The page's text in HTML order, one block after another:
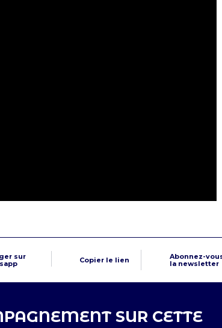
sur
Copier le lien
Abonnez-
la newsletter
SUR CETTE